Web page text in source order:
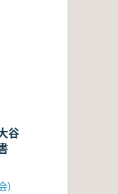
谷
)